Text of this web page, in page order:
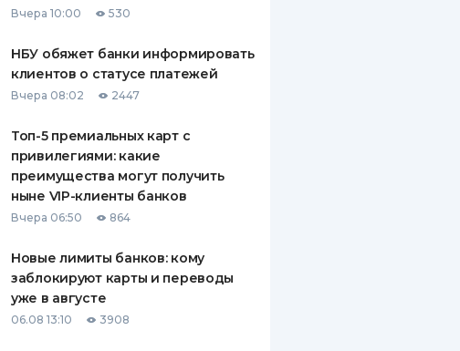
СТРАХОВАНИЮ
ВСЕ СТРАХОВЫЕ ПОЛИСЫ
ОТЗЫВЫ О СТРАХОВЫХ
КОМПАНИЯХ
Вчера 10:00 530
НБУ обяжет банки информировать
клиентов о статусе платежей
Вчера 08:02 2447
Топ-5 премиальных карт с
привилегиями: какие
преимущества могут получить
ныне VIP-клиенты банков
Вчера 06:50 864
Новые лимиты банков: кому
заблокируют карты и переводы
уже в августе
06.08 13:10 3908